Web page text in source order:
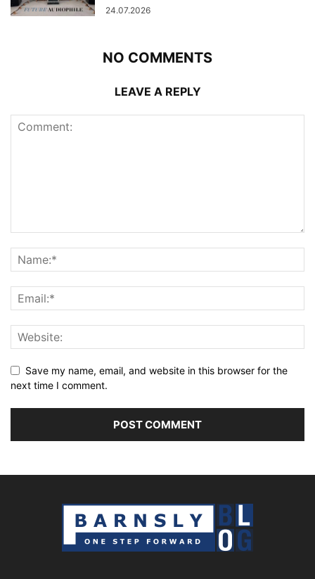
24.07.2026
NO COMMENTS
LEAVE A REPLY
Save my name, email, and website in this browser for the
next time I comment.